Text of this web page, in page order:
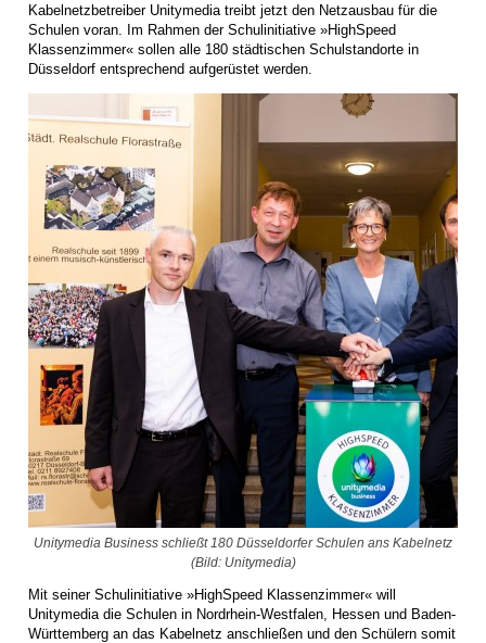
Kabelnetzbetreiber Unitymedia treibt jetzt den Netzausbau für die
Schulen voran. Im Rahmen der Schulinitiative »HighSpeed
Klassenzimmer« sollen alle 180 städtischen Schulstandorte in
Düsseldorf entsprechend aufgerüstet werden.
Unitymedia Business schließt 180 Düsseldorfer Schulen ans Kabelnetz
(Bild: Unitymedia)
Mit seiner Schulinitiative »HighSpeed Klassenzimmer« will
Unitymedia die Schulen in Nordrhein-Westfalen, Hessen und Baden-
Württemberg an das Kabelnetz anschließen und den Schülern somit